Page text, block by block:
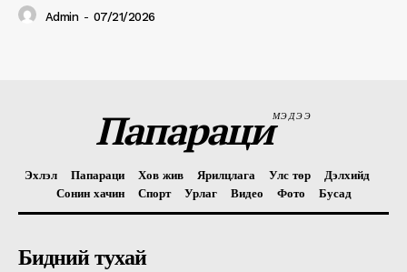
Admin - 07/21/2026
ПапарациМЭДЭЭ
Эхлэл Папараци Хов жив Ярилцлага Улс төр
Дэлхийд
Сонин хачин
Спорт Урлаг Видео Фото Бусад
Бидний тухай